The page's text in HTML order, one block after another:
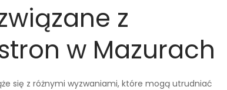
z
w Mazurach
się z różnymi wyzwaniami, które mogą utrudniać